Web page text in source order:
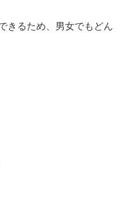
きるため、男女でもどん